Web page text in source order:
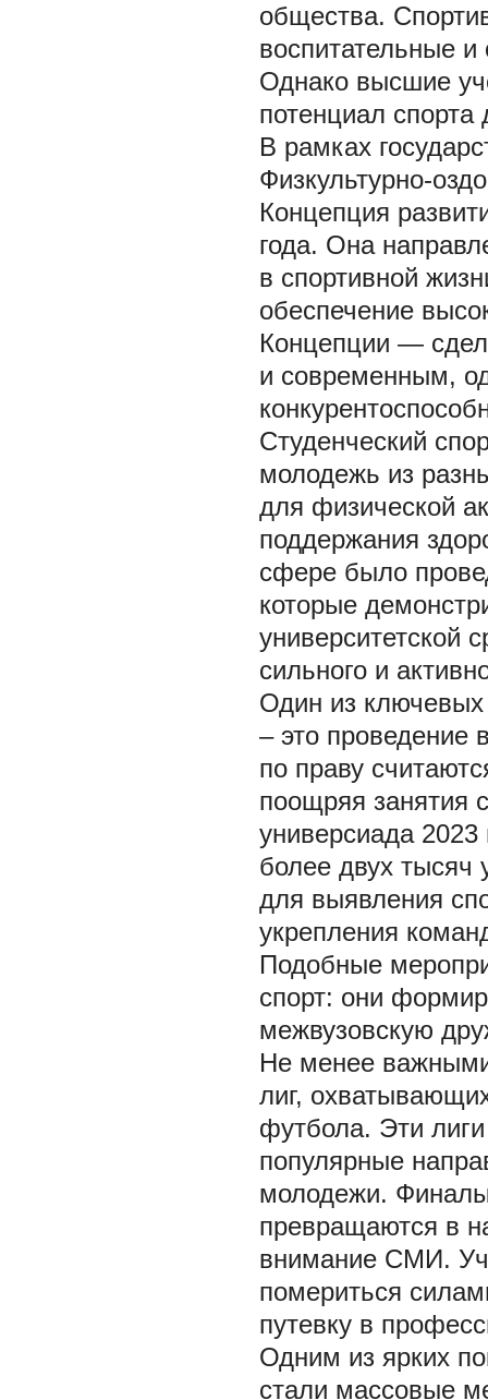
общества.
воспитательные
Однако высшие
потенциал
В рамках
Физкультурно-
Концепция
года. Она
в спортивной
обеспечение
Концепции —
и современным,
Студенческий
молодежь из
для физической
поддержания
сфере было
которые
университетской
сильного и
Один из ключевых
– это проведение
по праву
поощряя занятия
универсиада
более двух тысяч
для выявления
укрепления
Подобные
спорт: они
межвузовскую
Не менее важными
лиг,
футбола. Эти
популярные
молодежи.
превращаются в
внимание СМИ.
помериться
путевку в
Одним из ярких
стали массовые